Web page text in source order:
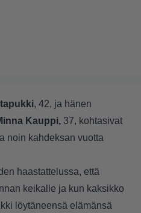
, 42, ja hänen
Kauppi, 37, kohtasivat
noin kahdeksan vuotta
haastattelussa, että
keikalle ja kun kaksikko
löytäneensä elämänsä